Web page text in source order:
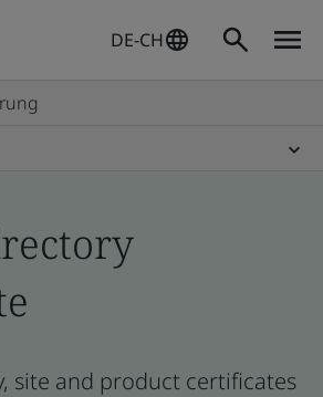
DE-CH
site and product certificates